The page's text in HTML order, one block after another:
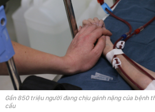
Gần 850 triệu người đang chịu gánh nặng của bệnh
cầu